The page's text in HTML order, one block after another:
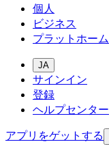
個人
ビジネス
プラットホーム
JA
サインイン
登録
ヘルプセンター
アプリをゲットする